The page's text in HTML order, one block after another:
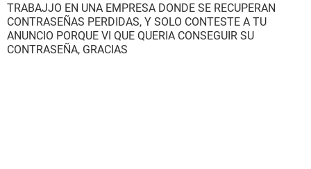
TRABAJJO EN UNA EMPRESA DONDE SE RECUPERAN
CONTRASEÑAS PERDIDAS, Y SOLO CONTESTE A TU
ANUNCIO PORQUE VI QUE QUERIA CONSEGUIR SU
CONTRASEÑA, GRACIAS